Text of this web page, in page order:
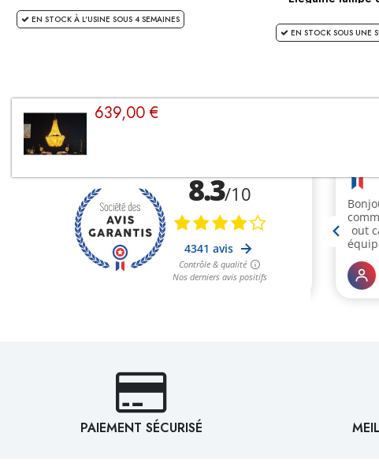
EN STOCK À L'USINE SOUS 4 SEMAINES
EN STOCK SOUS UNE
639,00 €
PAIEMENT SÉCURISÉ